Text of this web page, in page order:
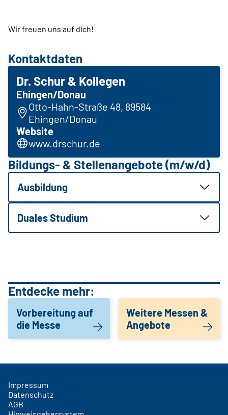
Wir freuen uns auf dich!
Kontaktdaten
Dr. Schur & Kollegen
Ehingen/Donau
Otto-Hahn-Straße 48, 89584
Ehingen/Donau
Website
www.drschur.de
Bildungs- & Stellenangebote (m/w/d)
Ausbildung
Duales Studium
Entdecke mehr:
Vorbereitung auf
die Messe
Weitere Messen &
Angebote
Impressum
Datenschutz
AGB